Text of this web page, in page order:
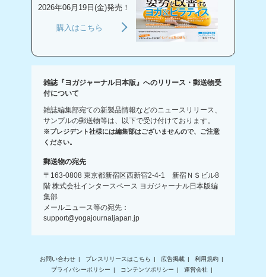
2026年06月19日(金)発売！
購入はこちら
雑誌『ヨガジャーナル日本版』へのリリース・郵送物受
付について
雑誌編集部宛ての新製品情報などのニュースリリース、
サンプルの郵送物等は、以下で受け付けております。
※プレジデント社様には編集部はございませんので、ご注意
ください。
郵送物の宛先
〒163-0808 東京都新宿区西新宿2-4-1 新宿ＮＳビル8
階 株式会社インタースペース ヨガジャーナル日本版編
集部
メールニュース等の宛先：
support@yogajournaljapan.jp
お問い合わせ プレスリリースはこちら 広告掲載
利用規約
プライバシーポリシー
コンテンツポリシー 運営会社